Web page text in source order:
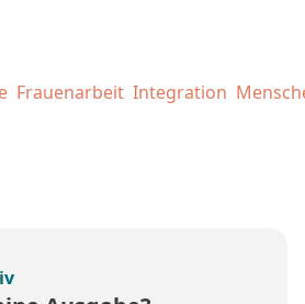
Frauenarbeit Integration